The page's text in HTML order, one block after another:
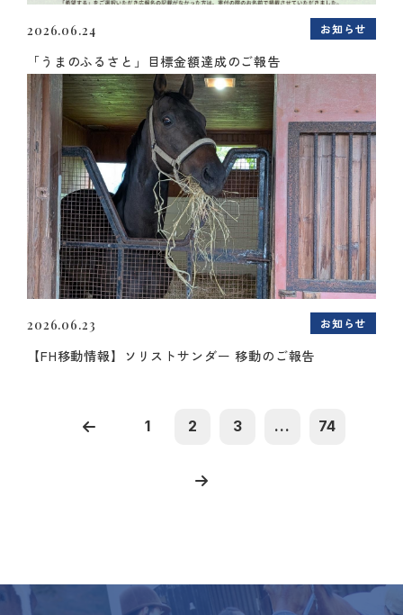
2026.06.24 お知らせ
「うまのふるさと」目標金額達成のご報告
2026.06.23 お知らせ
【FH移動情報】ソリストサンダー 移動のご報告
1 2 3 ... 74